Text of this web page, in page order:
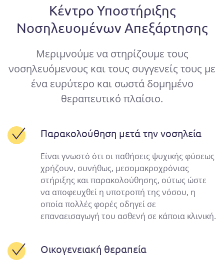
Κέντρο Υποστήριξης
Νοσηλευομένων Απεξάρτησης
Μεριμνούμε να στηρίζουμε τους
νοσηλευόμενους και τους συγγενείς τους με
ένα ευρύτερο και σωστά δομημένο
θεραπευτικό πλαίσιο.
Παρακολούθηση μετά την νοσηλεία
Είναι γνωστό ότι οι παθήσεις ψυχικής φύσεως
χρήζουν, συνήθως, μεσομακροχρόνιας
στήριξης και παρακολούθησης, ούτως ώστε
να αποφευχθεί η υποτροπή της νόσου, η
οποία πολλές φορές οδηγεί σε
επαναεισαγωγή του ασθενή σε κάποια κλινική.
Οικογενειακή θεραπεία